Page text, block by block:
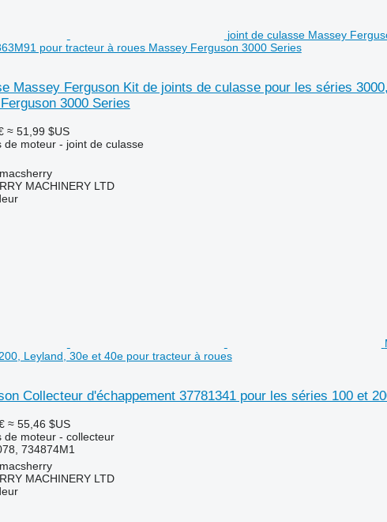
joint de culasse Massey
pour tracteur à roues Massey Ferguson 3000 Series
Massey Ferguson Kit de joints de culasse pour les séries
3000 Series
≈ 51,99 $US
de moteur - joint de culasse
MACHINERY LTD
Leyland, 30e et 40e pour tracteur à roues
Collecteur d'échappement 37781341 pour les séries 100 et
≈ 55,46 $US
de moteur - collecteur
734874M1
MACHINERY LTD